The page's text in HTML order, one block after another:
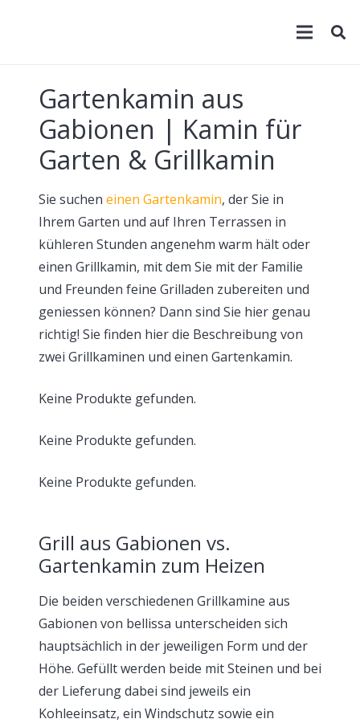
Gartenkamin aus
Gabionen | Kamin für
Garten & Grillkamin
Sie suchen einen Gartenkamin, der Sie in
Ihrem Garten und auf Ihren Terrassen in
kühleren Stunden angenehm warm hält oder
einen Grillkamin, mit dem Sie mit der Familie
und Freunden feine Grilladen zubereiten und
geniessen können? Dann sind Sie hier genau
richtig! Sie finden hier die Beschreibung von
zwei Grillkaminen und einen Gartenkamin.
Keine Produkte gefunden.
Keine Produkte gefunden.
Keine Produkte gefunden.
Grill aus Gabionen vs.
Gartenkamin zum Heizen
Die beiden verschiedenen Grillkamine aus
Gabionen von bellissa unterscheiden sich
hauptsächlich in der jeweiligen Form und der
Höhe. Gefüllt werden beide mit Steinen und bei
der Lieferung dabei sind jeweils ein
Kohleeinsatz, ein Windschutz sowie ein